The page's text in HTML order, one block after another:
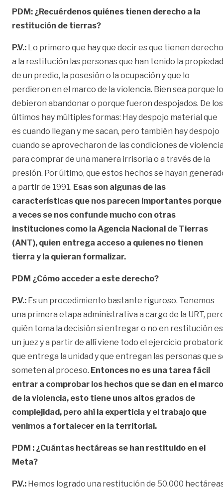
PDM: ¿Recuérdenos quiénes tienen derecho a la
restitución de tierras?
P.V.: Lo primero que hay que decir es que tienen derecho
a la restitución las personas que han tenido la propiedad
de un predio, la posesión o la ocupación y que lo
perdieron en el marco de la violencia. Bien sea porque lo
debieron abandonar o porque fueron despojados. De los
últimos hay múltiples formas: Hay despojo material que
es cuando llegan y me sacan, pero también hay despojo
cuando se aprovecharon de las condiciones de
para comprar de una manera irrisoria o a través de la
presión. Por último, que estos hechos se hayan
a partir de 1991. Esas son algunas de las
características que nos parecen importantes porque
a veces se nos confunde mucho con otras
instituciones como la Agencia Nacional de Tierras
(ANT), quien entrega acceso a quienes no tienen
tierra y la quieran formalizar.
PDM ¿Cómo acceder a este derecho?
P.V.: Es un procedimiento bastante riguroso. Tenemos
una primera etapa administrativa a cargo de la URT,
quién toma la decisión si entregar o no en restitución es
un juez y a partir de allí viene todo el ejercicio
que entrega la unidad y que entregan las personas que
someten al proceso. Entonces no es una tarea fácil
entrar a comprobar los hechos que se dan en el marco
de la violencia, esto tiene unos altos grados de
complejidad, pero ahí la experticia y el trabajo que
venimos a fortalecer en la territorial.
PDM : ¿Cuántas hectáreas se han restituido en el
Meta?
P.V.: Hemos logrado una restitución de 50.000